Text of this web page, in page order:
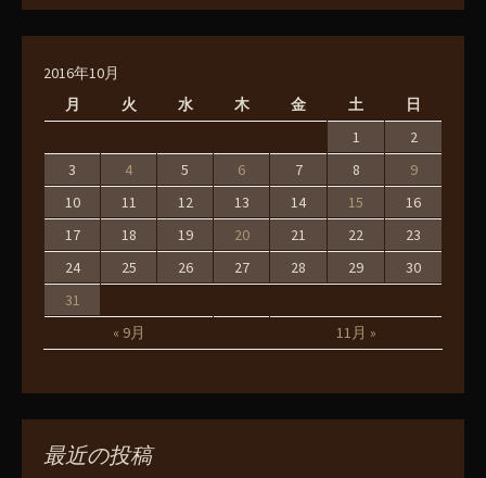
2016年10月
月
火 水 木 金 土 日
« 9月 11月 »
1
2
3
4 5 6 7 8
9
10
11 12 13 14 15
16
17
18 19 20 21 22
23
24
25 26 27 28 29
30
31
最近の投稿